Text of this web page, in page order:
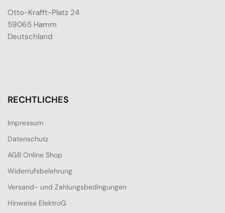
Otto-Krafft-Platz 24
59065 Hamm
Deutschland
RECHTLICHES
Impressum
Datenschutz
AGB Online Shop
Widerrufsbelehrung
Versand- und Zahlungsbedingungen
Hinweise ElektroG